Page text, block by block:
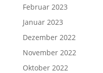
Februar 2023
Januar 2023
Dezember 2022
November 2022
Oktober 2022